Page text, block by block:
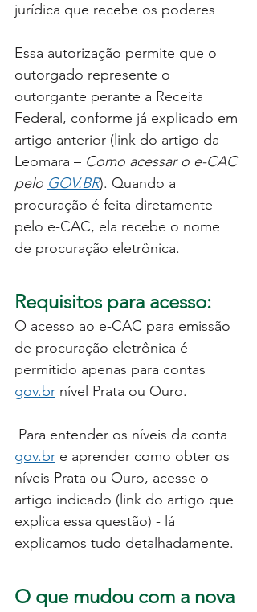
jurídica que recebe os poderes
Essa autorização permite que o
outorgado represente o
outorgante perante a Receita
Federal, conforme já explicado em
artigo anterior (link do artigo da
Leomara – Como acessar o e-CAC
pelo GOV.BR). Quando a
procuração é feita diretamente
pelo e-CAC, ela recebe o nome
de procuração eletrônica.
Requisitos para acesso:
O acesso ao e-CAC para emissão
de procuração eletrônica é
permitido apenas para contas
gov.br nível Prata ou Ouro.
Para entender os níveis da conta
gov.br e aprender como obter os
níveis Prata ou Ouro, acesse o
artigo indicado (link do artigo que
explica essa questão) - lá
explicamos tudo detalhadamente.
O que mudou com a nova